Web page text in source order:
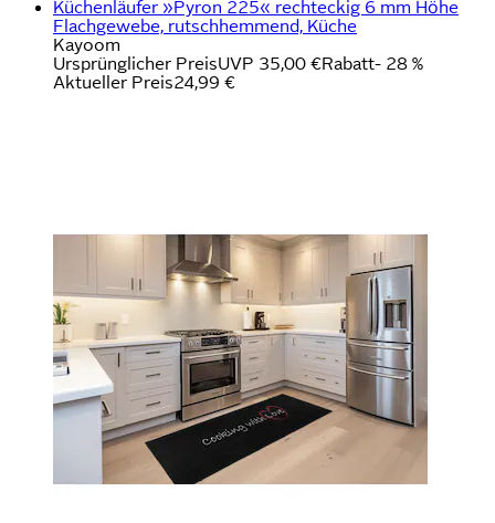
Küchenläufer »Pyron 225« rechteckig 6 mm Höhe
Flachgewebe, rutschhemmend, Küche
Kayoom
Ursprünglicher PreisUVP 35,00 €Rabatt- 28 %
Aktueller Preis24,99 €